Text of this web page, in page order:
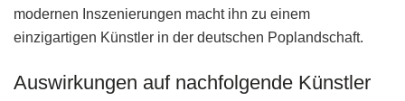
modernen Inszenierungen macht ihn zu einem
einzigartigen Künstler in der deutschen Poplandschaft.
Auswirkungen auf nachfolgende Künstler